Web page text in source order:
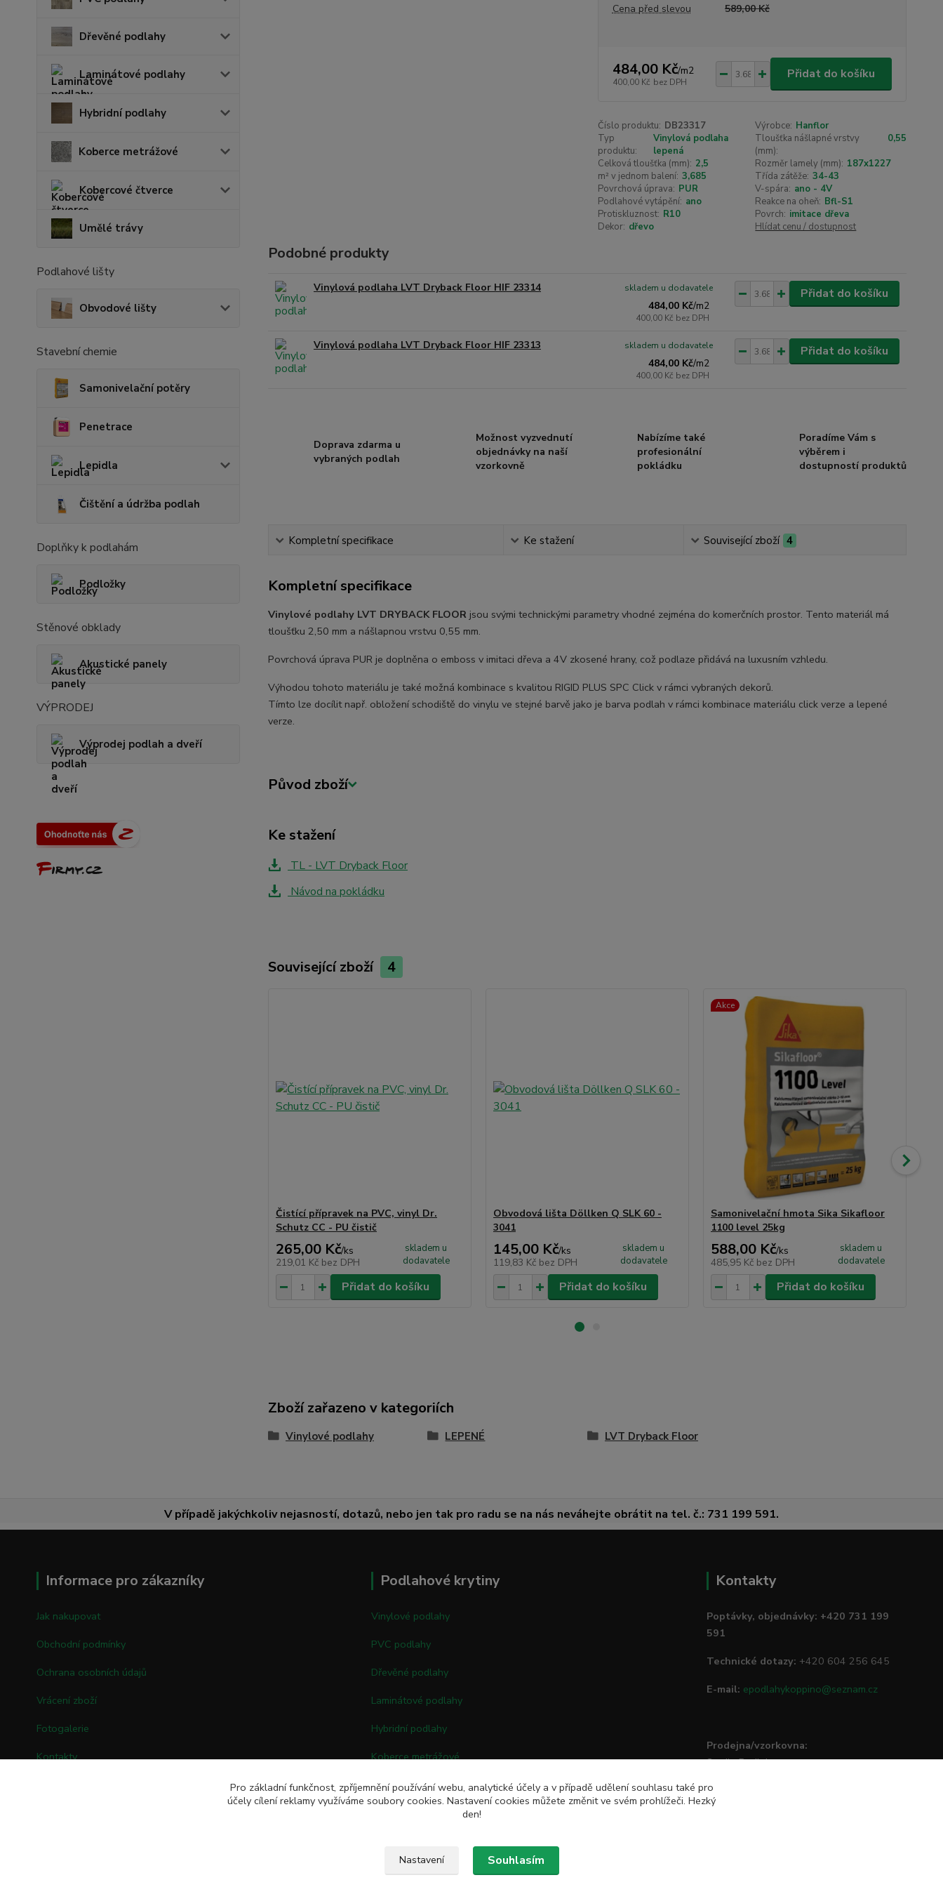
Dřevěné podlahy
Laminátové podlahy
Hybridní podlahy
Koberce metrážové
Kobercové čtverce
Umělé trávy
Podlahové lišty
Obvodové lišty
Stavební chemie
Samonivelační potěry
Penetrace
Lepidla
Čištění a údržba podlah
Doplňky k podlahám
Podložky
Stěnové obklady
Akustické panely
VÝPRODEJ
Výprodej podlah a dveří
Cena před slevou
589,00 Kč
484,00 Kč/m2
400,00 Kč bez DPH
Přidat do košíku
Číslo produktu: DB23317 Výrobce: Hanflor
Typ
produktu:
Vinylová podlaha
lepená
Tloušťka nášlapné vrstvy
(mm):
0,55
Celková tloušťka (mm): 2,5 Rozměr lamely (mm): 187x1227
m² v jednom balení: 3,685 Třída zátěže: 34-43
Povrchová úprava: PUR V-spára: ano - 4V
Podlahové vytápění: ano Reakce na oheň: Bfl-S1
Protiskluznost: R10 Povrch: imitace dřeva
Dekor: dřevo Hlídat cenu / dostupnost
Podobné produkty
Vinylová podlaha LVT Dryback Floor HIF 23314
484,00 Kč/m2
400,00 Kč bez DPH
skladem u dodavatele Přidat do košíku
Vinylová podlaha LVT Dryback Floor HIF 23313
484,00 Kč/m2
400,00 Kč bez DPH
skladem u dodavatele Přidat do košíku
Doprava zdarma u
vybraných podlah
Možnost vyzvednutí
objednávky na naší
vzorkovně
Nabízíme také
profesionální
pokládku
Poradíme Vám s
výběrem i
dostupností produktů
Kompletní specifikace Ke stažení Související zboží 4
Kompletní specifikace
Vinylové podlahy LVT DRYBACK FLOOR jsou svými technickými parametry vhodné zejména do komerčních prostor. Tento materiál má
tloušťku 2,50 mm a nášlapnou vrstvu 0,55 mm.
Povrchová úprava PUR je doplněna o emboss v imitaci dřeva a 4V zkosené hrany, což podlaze přidává na luxusním vzhledu.
Výhodou tohoto materiálu je také možná kombinace s kvalitou RIGID PLUS SPC Click v rámci vybraných dekorů.
Tímto lze docílit např. obložení schodiště do vinylu ve stejné barvě jako je barva podlah v rámci kombinace materiálu click verze a lepené
verze.
Původ zboží
Ke stažení
TL - LVT Dryback Floor
Návod na pokládku
Související zboží 4
Čistící přípravek na PVC, vinyl Dr.
Schutz CC - PU čistič
265,00 Kč/ks
219,01 Kč bez DPH
skladem u
dodavatele
Přidat do košíku
Obvodová lišta Döllken Q SLK 60 -
3041
145,00 Kč/ks
119,83 Kč bez DPH
skladem u
dodavatele
Přidat do košíku
Akce
Samonivelační hmota Sika Sikafloor
1100 level 25kg
588,00 Kč/ks
485,95 Kč bez DPH
skladem u
dodavatele
Přidat do košíku
Zboží zařazeno v kategoriích
Vinylové podlahy LEPENÉ LVT Dryback Floor
V případě jakýchkoliv nejasností, dotazů, nebo jen tak pro radu se na nás neváhejte obrátit na tel. č.: 731 199 591.
Informace pro zákazníky
Jak nakupovat
Obchodní podmínky
Ochrana osobních údajů
Vrácení zboží
Fotogalerie
Kontakty
Podlahové krytiny
Vinylové podlahy
PVC podlahy
Dřevěné podlahy
Laminátové podlahy
Hybridní podlahy
Koberce metrážové
Kobercové čtverce
Kontakty
Poptávky, objednávky: +420 731 199
591
Technické dotazy: +420 604 256 645
E-mail: epodlahykoppino@seznam.cz
Prodejna/vzorkovna:
Studio Podlah
74801 Hlučín
Pro základní funkčnost, zpříjemnění používání webu, analytické účely a v případě udělení souhlasu také pro
účely cílení reklamy využíváme soubory cookies. Nastavení cookies můžete změnit ve svém prohlížeči. Hezký
den!
Nastavení Souhlasím